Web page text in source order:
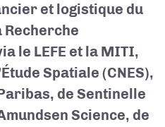
et logistique du
Recherche
le LEFE et la MITI,
Spatiale (CNES),
de Sentinelle
Science, de